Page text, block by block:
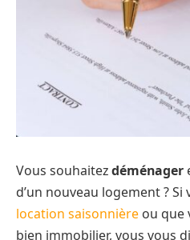
Vous souhaitezdéménager
d’un nouveau logement ?
location saisonnière ou que
bien immobilier, vous vous